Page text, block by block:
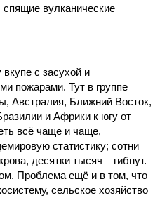
спящие вулканические
с засухой и
пожарами. Тут в группе
Австралия, Ближний Восток,
и Африки к югу от
всё чаще и чаще,
статистику; сотни
десятки тысяч – гибнут.
Проблема ещё и в том, что
сельское хозяйство